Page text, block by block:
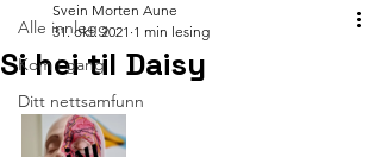
Alle innlegg
Kom i gang
Ditt nettsamfunn
Si hei til Daisy
Svein Morten Aune
31. okt. 2021 1 min lesing